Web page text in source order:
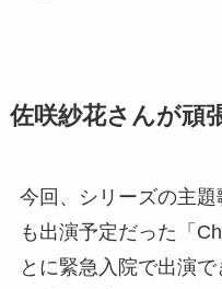
佐咲紗花‏さん
今回、シリーズの主
も出演予定だった「
とに緊急入院で出演